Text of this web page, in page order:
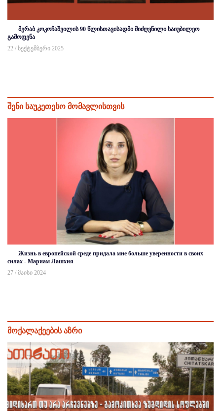
მერაბ კოკოჩაშვილის 90 წლისთავისადმი მიძღვნილი საიუბილეო
გამოფენა
22 / სექტემბერი 2025
შენი საუკეთესო მომავლისთვის
Жизнь в европейской среде придала мне больше уверенности в своих
силах - Мариам Лашхия
27 / მაისი 2024
მოქალაქეების აზრი